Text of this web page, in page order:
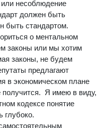
или несоблюдение
должен быть
быть стандартом.
о ментальном
законы или мы хотим
законы, не будем
предлагают
в экономическом плане
получится. Я имею в виду,
кодексе понятие
глубоко.